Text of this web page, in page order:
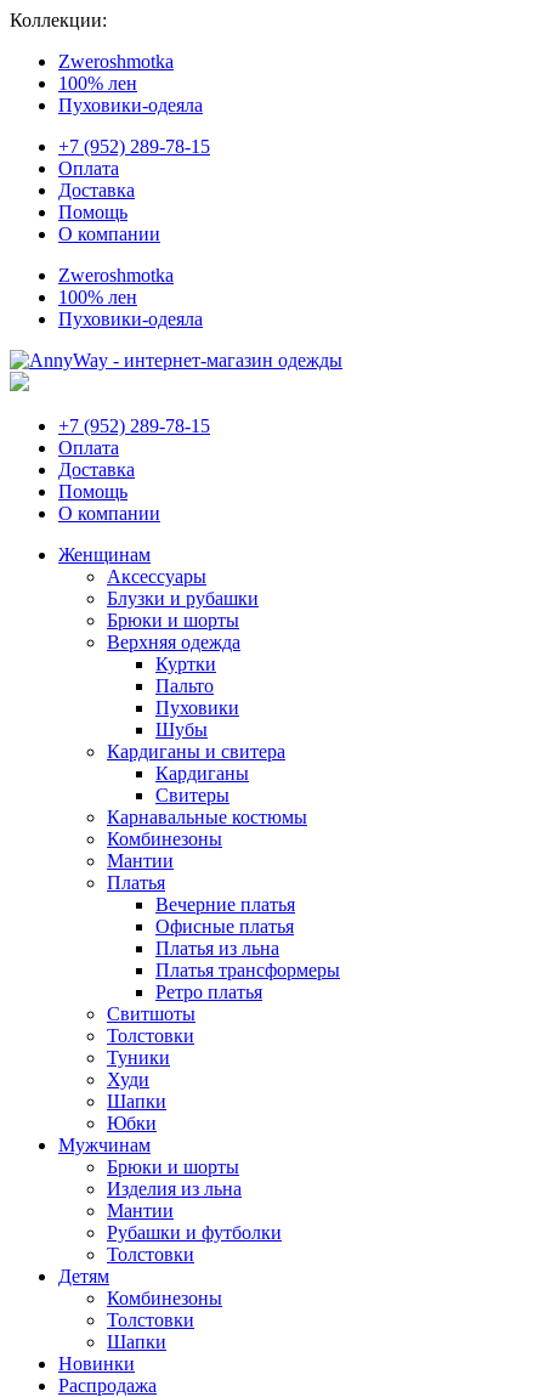
Коллекции:
Zweroshmotka
100% лен
Пуховики-одеяла
+7 (952) 289-78-15
Оплата
Доставка
Помощь
О компании
Zweroshmotka
100% лен
Пуховики-одеяла
+7 (952) 289-78-15
Оплата
Доставка
Помощь
О компании
Женщинам
Аксессуары
Блузки и рубашки
Брюки и шорты
Верхняя одежда
Куртки
Пальто
Пуховики
Шубы
Кардиганы и свитера
Кардиганы
Свитеры
Карнавальные костюмы
Комбинезоны
Мантии
Платья
Вечерние платья
Офисные платья
Платья из льна
Платья трансформеры
Ретро платья
Свитшоты
Толстовки
Туники
Худи
Шапки
Юбки
Мужчинам
Брюки и шорты
Изделия из льна
Мантии
Рубашки и футболки
Толстовки
Детям
Комбинезоны
Толстовки
Шапки
Новинки
Распродажа